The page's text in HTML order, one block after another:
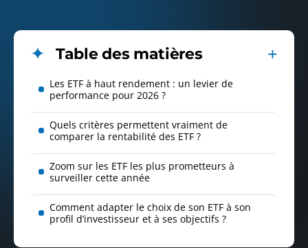
Table des matières
Les ETF à haut rendement : un levier de
performance pour 2026 ?
Quels critères permettent vraiment de
comparer la rentabilité des ETF ?
Zoom sur les ETF les plus prometteurs à
surveiller cette année
Comment adapter le choix de son ETF à son
profil d’investisseur et à ses objectifs ?